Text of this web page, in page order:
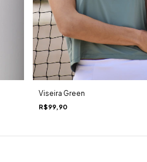
Viseira Green
R$99,90